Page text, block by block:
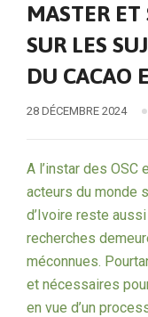
MASTER ET
SUR LES
DU CACAO
28 DÉCEMBRE 2024
A l’instar des OSC
acteurs du monde
d’Ivoire reste
recherches
méconnues.
et nécessaires
en vue d’un